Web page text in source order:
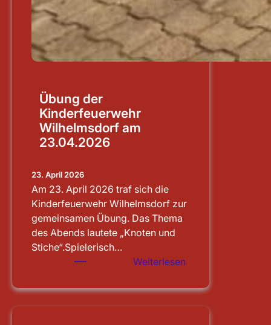
Übung der
Kinderfeuerwehr
Wilhelmsdorf am
23.04.2026
23. April 2026
Am 23. April 2026 traf sich die
Kinderfeuerwehr Wilhelmsdorf zur
gemeinsamen Übung. Das Thema
des Abends lautete „Knoten und
Stiche“.Spielerisch…
Weiterlesen
der